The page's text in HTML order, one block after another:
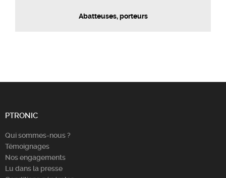
Abatteuses, porteurs
PTRONIC
Qui sommes-nous ?
Témoignages
Nos engagements
Lu dans la presse